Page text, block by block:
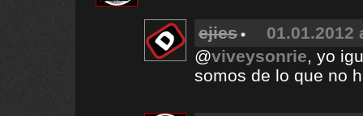
ejies
01.01.2012
@viveysonrie, yo
somos de lo que no